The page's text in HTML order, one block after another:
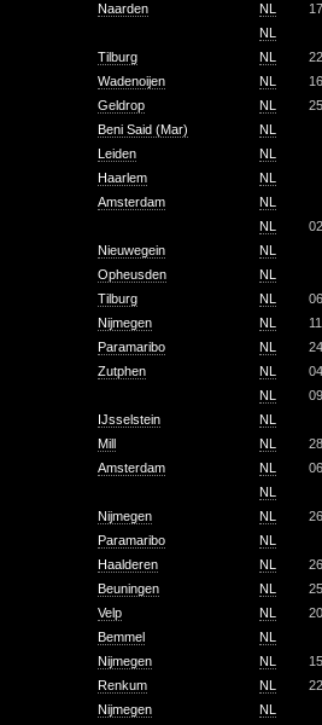
Naarden NL
NL
Tilburg NL
Wadenoijen NL
Geldrop NL
Beni Said (Mar)
NL
Leiden
NL
Haarlem
NL
Amsterdam
NL
NL
Nieuwegein
NL
Opheusden
NL
Tilburg NL
Nijmegen NL
Paramaribo NL
Zutphen NL
NL
IJsselstein
NL
Mill NL
Amsterdam NL
NL
Nijmegen NL
Paramaribo
NL
Haalderen NL
Beuningen NL
Velp NL
Bemmel
NL
Nijmegen NL
Renkum NL
Nijmegen
NL